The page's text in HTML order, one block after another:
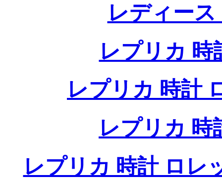
レディー
レプリカ 時
レプリカ 時計
レプリカ 時
レプリカ 時計 ロレ